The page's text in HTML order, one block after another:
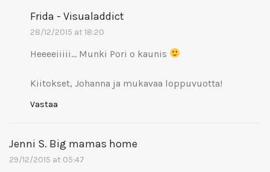
Frida - Visualaddict
28/12/2015 at 18:20
Heeeeiiiii… Munki Pori o kaunis
Kiitokset, Johanna ja mukavaa loppuvuotta!
Vastaa
Jenni S. Big mamas home
29/12/2015 at 05:47